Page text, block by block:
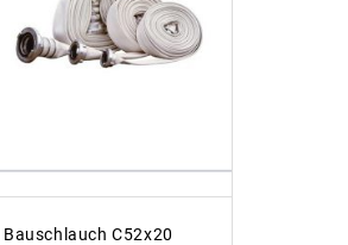
Bauschlauch C52x20